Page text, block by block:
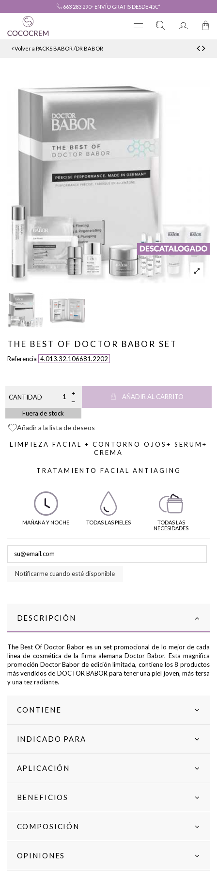
663 283 290· ENVÍO GRATIS DESDE 45€*
Volver a PACKS BABOR /DR BABOR
THE BEST OF DOCTOR BABOR SET
Referencia 4.013.32.106681.2202
CANTIDAD AÑADIR AL CARRITO
Fuera de stock
Añadir a la lista de deseos
LIMPIEZA FACIAL + CONTORNO OJOS+ SERUM+
CREMA
TRATAMIENTO FACIAL ANTIAGING
MAÑANA Y NOCHE TODAS LAS PIELES
TODAS LAS
NECESIDADES
Notificarme cuando esté disponible
DESCRIPCIÓN
The Best Of Doctor Babor es un set promocional de lo mejor de cada
línea de cosmética de la firma alemana Doctor Babor. Esta magnífica
promoción Doctor Babor de edición limitada, contiene los 8 productos
más vendidos de DOCTOR BABOR para tener una piel joven, más tersa
y una tez radiante.
CONTIENE
INDICADO PARA
APLICACIÓN
BENEFICIOS
COMPOSICIÓN
OPINIONES